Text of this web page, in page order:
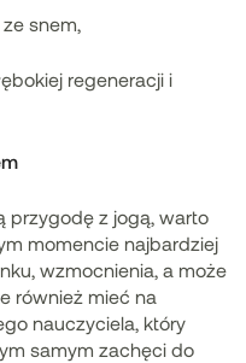
snem,
regeneracji i
przygodę z jogą, warto
momencie najbardziej
wzmocnienia, a może
również mieć na
nauczyciela, który
samym zachęci do